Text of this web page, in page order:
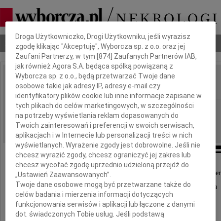
Nekrologi Odeszli Poradnik pogrzebowy
IMIĘ I NAZWISKO: Tomasz Kleka
REGION: Szczecin
DATA EMISJI: 23.02.2011
Z głębokim żalem przyjęliśmy wiadomość o
naszego długoletniego, cenionego pracownika
Dbamy o Twoją prywatność
Droga Użytkowniczko, Drogi Użytkowniku, jeśli wyrazisz
zgodę klikając "Akceptuję", Wyborcza sp. z o.o. oraz jej
Zaufani Partnerzy, w tym [874 ] Zaufanych Partnerów IAB,
jak również Agora S.A. będąca spółką powiązaną z
Wyborcza sp. z o.o., będą przetwarzać Twoje dane
osobowe takie jak adresy IP, adresy e-mail czy
identyfikatory plików cookie lub inne informacje zapisane w
tych plikach do celów marketingowych, w szczególności
na potrzeby wyświetlania reklam dopasowanych do
Twoich zainteresowań i preferencji w swoich serwisach,
aplikacjach i w Internecie lub personalizacji treści w nich
wyświetlanych. Wyrażenie zgody jest dobrowolne. Jeśli nie
chcesz wyrazić zgody, chcesz ograniczyć jej zakres lub
chcesz wycofać zgodę uprzednio udzieloną przejdź do
„Ustawień Zaawansowanych”.
Twoje dane osobowe mogą być przetwarzane także do
celów badania i mierzenia informacji dotyczących
funkcjonowania serwisów i aplikacji lub łączone z danymi
dot. świadczonych Tobie usług. Jeśli podstawą